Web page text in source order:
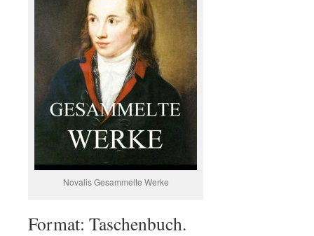
Novalis Gesammelte Werke
Format: Taschenbuch.